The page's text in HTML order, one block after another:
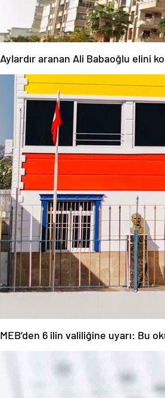
Aylardır aranan Ali Babaoğlu elini
MEB’den 6 ilin valiliğine uyarı: Bu